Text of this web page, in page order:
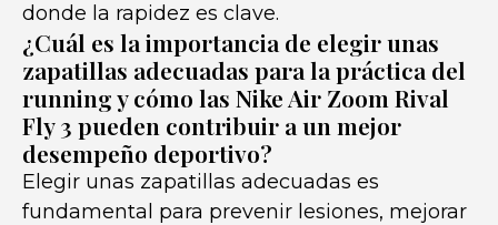
donde la rapidez es clave.
¿Cuál es la importancia de elegir unas
zapatillas adecuadas para la práctica del
running y cómo las Nike Air Zoom Rival
Fly 3 pueden contribuir a un mejor
desempeño deportivo?
Elegir unas zapatillas adecuadas es
fundamental para prevenir lesiones, mejorar